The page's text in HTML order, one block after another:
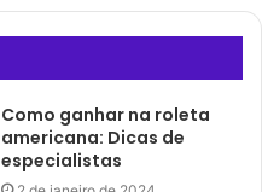
Como ganhar na roleta
americana: Dicas de
especialistas